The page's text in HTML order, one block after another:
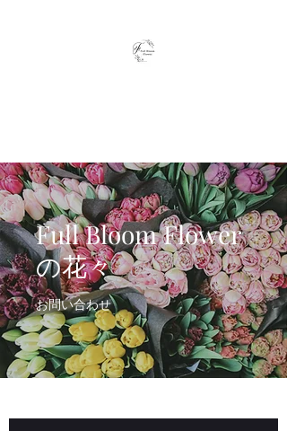
Full Bloom Flower
の花々
お問い合わせ